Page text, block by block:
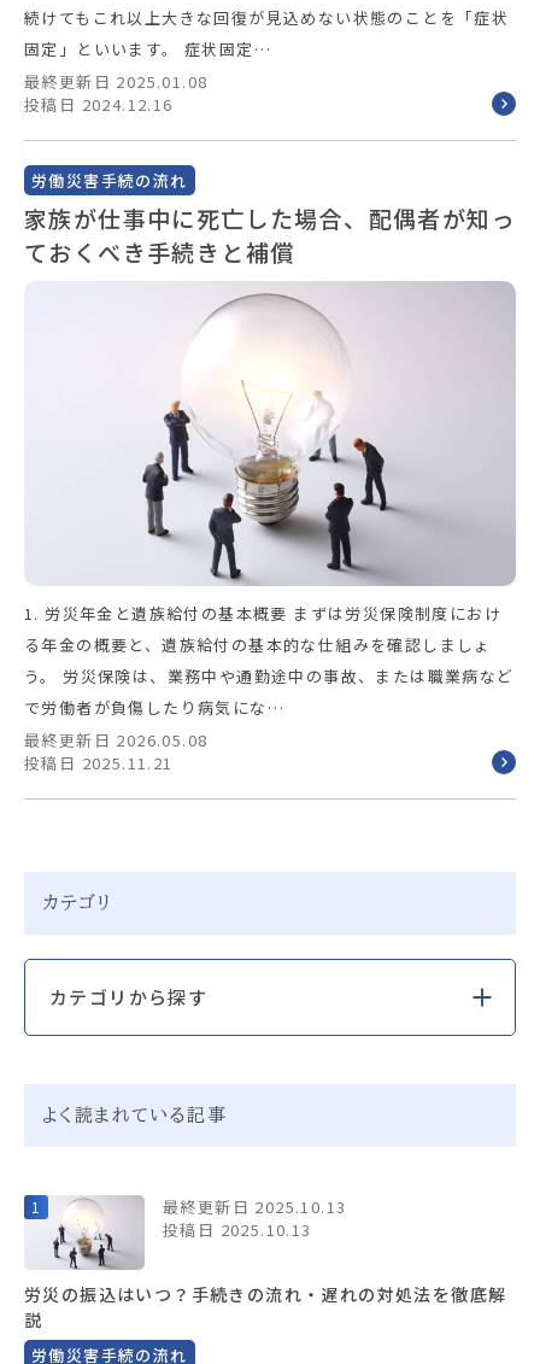
最終更新日 2025.01.08
投稿日 2024.12.16
続けてもこれ以上大きな回復が見込めない状態のことを「症状
固定」といいます。 症状固定…
労働災害手続の流れ
家族が仕事中に死亡した場合、配偶者が知っ
ておくべき手続きと補償
最終更新日 2026.05.08
投稿日 2025.11.21
1. 労災年金と遺族給付の基本概要 まずは労災保険制度におけ
る年金の概要と、遺族給付の基本的な仕組みを確認しましょ
う。 労災保険は、業務中や通勤途中の事故、または職業病など
で労働者が負傷したり病気にな…
カテゴリ
カテゴリから探す
よく読まれている記事
最終更新日 2025.10.13
投稿日 2025.10.13
労災の振込はいつ？手続きの流れ・遅れの対処法を徹底解
説
労働災害手続の流れ